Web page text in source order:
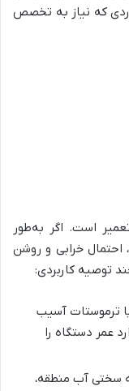
که نیاز به تخصص
است. اگر به‌طور
احتمال خرابی و روشن
توصیه کاربردی:
ترموستات آسیب
عمر دستگاه را
سختی آب منطقه،